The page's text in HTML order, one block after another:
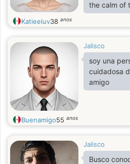
the calm of
the
life has to
Katieeluv38 anos
Jalisco
soy una
cuidadosa
amigo
Buenamigo55 anos
Jalisco
Busco